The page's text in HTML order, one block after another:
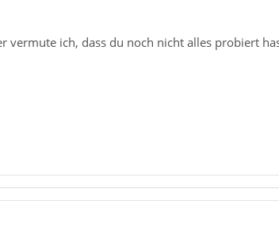
vermute ich, dass du noch nicht alles probiert